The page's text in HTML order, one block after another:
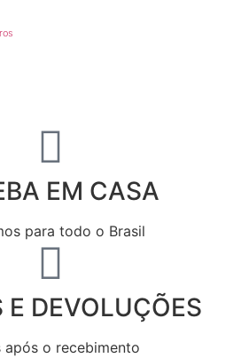
EM CASA
para todo o Brasil
E DEVOLUÇÕES
após o recebimento